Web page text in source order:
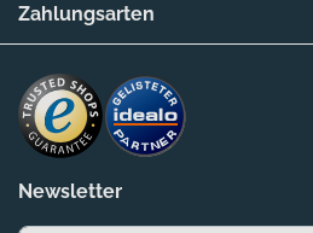
Newsletter
Zahlungsarten